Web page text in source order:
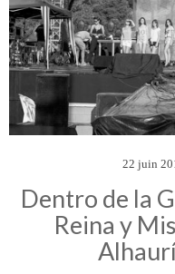
22 juin
Dentro de la
Reina y